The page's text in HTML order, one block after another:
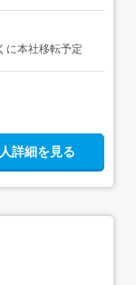
本社移転予定
詳細を見る